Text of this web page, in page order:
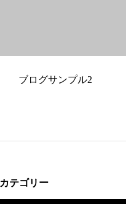
ブログサンプル2
カテゴリー